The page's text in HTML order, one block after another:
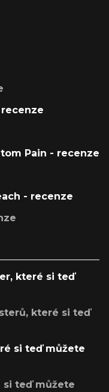
Pain - recenze
- recenze
které si teď
které si teď
si teď můžete
si teď můžete